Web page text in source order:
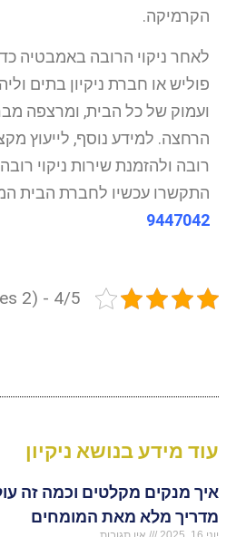
הקרמיקה.
לאחר ניקוי הרובה באמבטיה
פוליש או חברת ניקיון בתים
ועמוק של כל הבית, ומרצפה
הרחצה. למידע נוסף, לייעוץ
רובה ולהזמנת שירות ניקוי
התקשרו עכשיו לחברת הבית
9447042
4/5 - (2 votes)
עוד מידע בנושא ניקיון
איך מנקים מקלטים וכמה זה
מדריך מלא מאת המומחים